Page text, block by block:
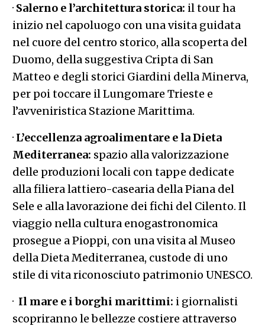
· Salerno e l’architettura storica: il tour ha
inizio nel capoluogo con una visita guidata
nel cuore del centro storico, alla scoperta del
Duomo, della suggestiva Cripta di San
Matteo e degli storici Giardini della Minerva,
per poi toccare il Lungomare Trieste e
l’avveniristica Stazione Marittima.
· L’eccellenza agroalimentare e la Dieta
Mediterranea: spazio alla valorizzazione
delle produzioni locali con tappe dedicate
alla filiera lattiero-casearia della Piana del
Sele e alla lavorazione dei fichi del Cilento. Il
viaggio nella cultura enogastronomica
prosegue a Pioppi, con una visita al Museo
della Dieta Mediterranea, custode di uno
stile di vita riconosciuto patrimonio UNESCO.
· Il mare e i borghi marittimi: i giornalisti
scopriranno le bellezze costiere attraverso